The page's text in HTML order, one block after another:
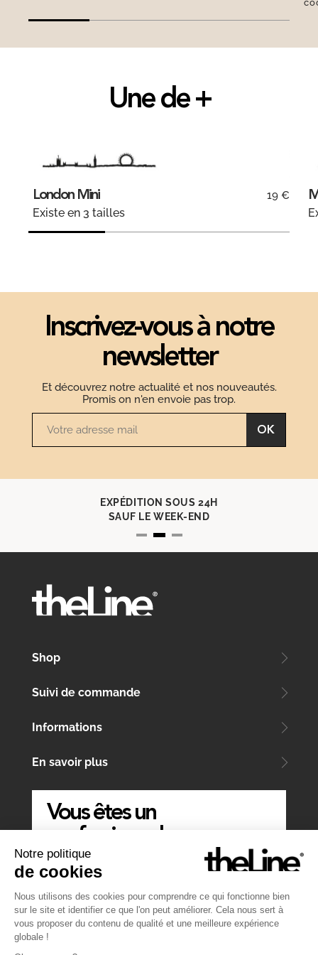
Une de +
London Mini 19 €
Existe en 3 tailles
Inscrivez-vous à notre
newsletter
Et découvrez notre actualité et nos nouveautés.
Promis on n'en envoie pas trop.
OK
EXPÉDITION SOUS 24H
SAUF LE WEEK-END
Shop
Suivi de commande
Informations
En savoir plus
Vous êtes un
professionnel
Notre politique
de cookies
Nous utilisons des cookies pour comprendre ce qui fonctionne bien
sur le site et identifier ce que l'on peut améliorer. Cela nous sert à
vous proposer du contenu de qualité et une meilleure expérience
globale !